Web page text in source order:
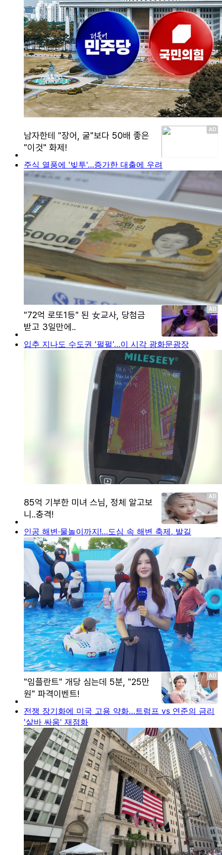
주식 열풍에 '빚투'…증가한 대출에 우려
입추 지나도 수도권 '펄펄'…이 시각 광화문광장
인공 해변·물놀이까지!…도심 속 해변 축제, 발길
전쟁 장기화에 미국 고용 약화…트럼프 vs 연준의 금리
'샅바 싸움' 재점화